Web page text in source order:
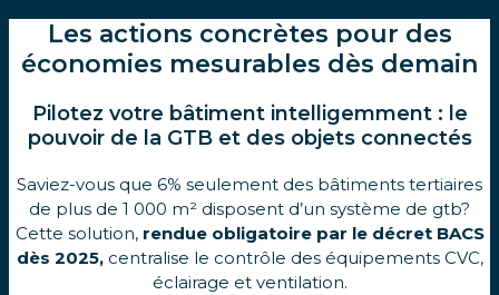
Les actions concrètes pour des
économies mesurables dès demain
Pilotez votre bâtiment intelligemment : le
pouvoir de la GTB et des objets connectés
Saviez-vous que 6% seulement des bâtiments tertiaires
de plus de 1 000 m² disposent d’un système de gtb?
Cette solution, rendue obligatoire par le décret BACS
dès 2025,centralise le contrôle des équipements CVC,
éclairage et ventilation.